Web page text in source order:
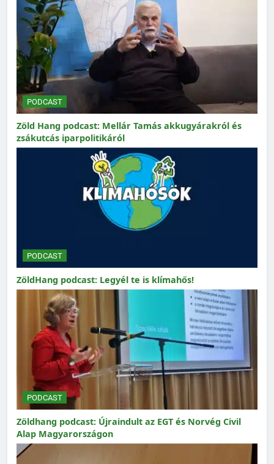
PODCAST
Zöld Hang podcast: Mellár Tamás akkugyárakról és
zsákutcás iparpolitikáról
PODCAST
ZöldHang podcast: Legyél te is klímahős!
PODCAST
Zöldhang podcast: Újraindult az EGT és Norvég Civil
Alap Magyarországon